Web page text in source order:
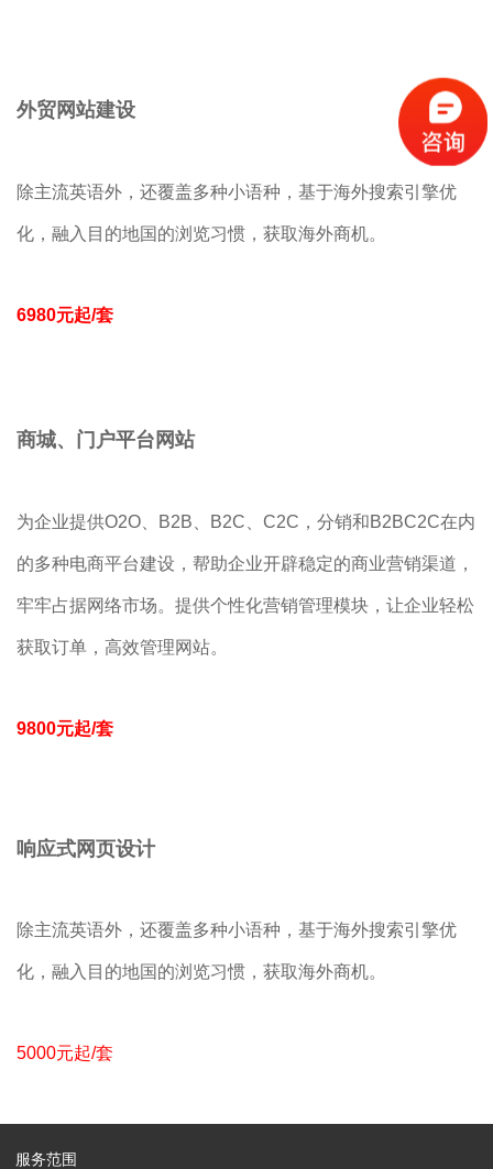
外贸网站建设
除主流英语外，还覆盖多种小语种，基于海外搜索引擎优
化，融入目的地国的浏览习惯，获取海外商机。
6980元起/套
商城、门户平台网站
为企业提供O2O、B2B、B2C、C2C，分销和B2BC2C在内
的多种电商平台建设，帮助企业开辟稳定的商业营销渠道，
牢牢占据网络市场。提供个性化营销管理模块，让企业轻松
获取订单，高效管理网站。
9800元起/套
响应式网页设计
除主流英语外，还覆盖多种小语种，基于海外搜索引擎优
化，融入目的地国的浏览习惯，获取海外商机。
5000元起/套
服务范围